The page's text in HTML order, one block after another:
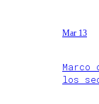
Mar 13
los